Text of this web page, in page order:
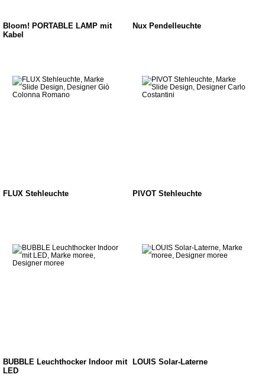
Bloom! PORTABLE LAMP mit
Kabel
Nux Pendelleuchte
FLUX Stehleuchte PIVOT Stehleuchte
BUBBLE Leuchthocker Indoor mit
LED
LOUIS Solar-Laterne